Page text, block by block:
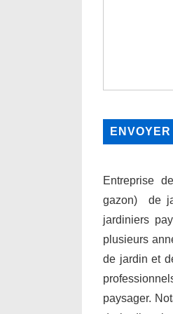
Entreprise
gazon) de
jardiniers
plusieurs
de jardin et
paysager.